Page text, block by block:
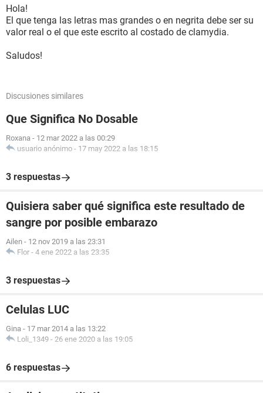
Hola!
El que tenga las letras mas grandes o en negrita debe ser su
valor real o el que este escrito al costado de clamydia.
Saludos!
Discusiones similares
Que Significa No Dosable
Roxana - 12 mar 2022 a las 00:29
usuario anónimo - 17 may 2022 a las 18:15
3 respuestas
Quisiera saber qué significa este resultado de
sangre por posible embarazo
Ailen - 12 nov 2019 a las 23:31
Flor - 4 ene 2022 a las 23:35
3 respuestas
Celulas LUC
Gina - 17 mar 2014 a las 13:22
Loli_1349 - 26 ene 2020 a las 19:05
6 respuestas